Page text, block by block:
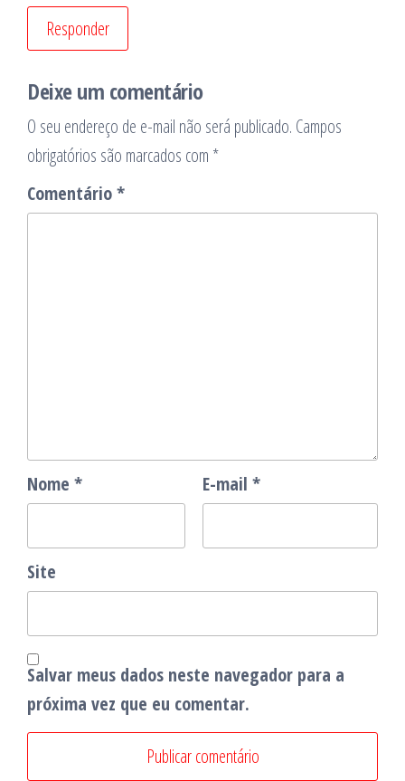
Responder
Deixe um comentário
O seu endereço de e-mail não será publicado. Campos
obrigatórios são marcados com *
Comentário*
Nome * E-mail *
Site
Salvar meus dados neste navegador para a
próxima vez que eu comentar.